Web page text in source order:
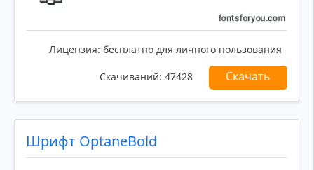
Лицензия: бесплатно для личного пользования
Скачиваний: 47428 Скачать
Шрифт OptaneBold